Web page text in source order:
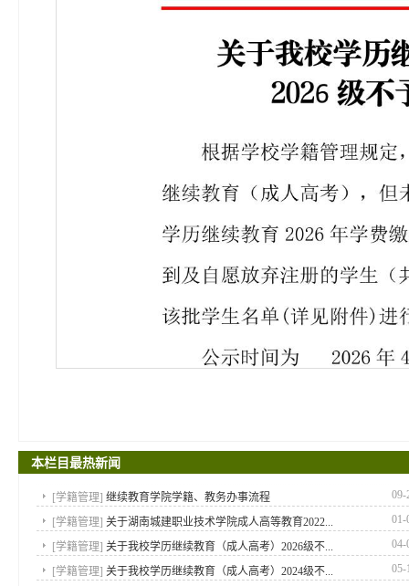
本栏目最热新闻
[学籍管理] 继续教育学院学籍、教务办事流程 09-
[学籍管理] 关于湖南城建职业技术学院成人高等教育2022... 01-
[学籍管理] 关于我校学历继续教育（成人高考）2026级不... 04-
[学籍管理] 关于我校学历继续教育（成人高考）2024级不... 05-